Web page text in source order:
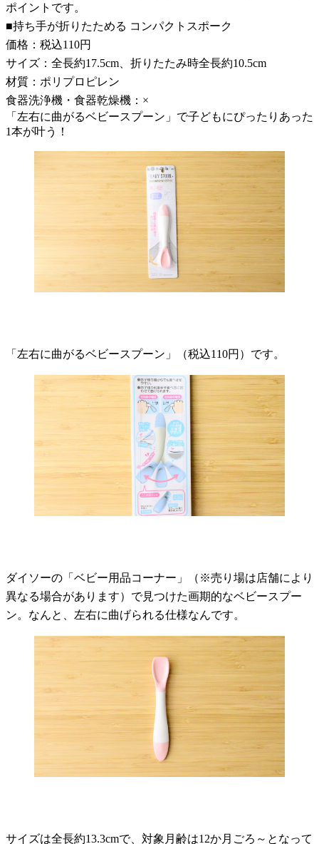
ポイントです。
■持ち手が折りたためる コンパクトスポーク
価格：税込110円
サイズ：全長約17.5cm、折りたたみ時全長約10.5cm
材質：ポリプロピレン
食器洗浄機・食器乾燥機：×
「左右に曲がるベビースプーン」で子どもにぴったりあった
1本が叶う！
「左右に曲がるベビースプーン」（税込110円）です。
ダイソーの「ベビー用品コーナー」（※売り場は店舗により
異なる場合があります）で見つけた画期的なベビースプー
ン。なんと、左右に曲げられる仕様なんです。
サイズは全長約13.3cmで、対象月齢は12か月ごろ～となって